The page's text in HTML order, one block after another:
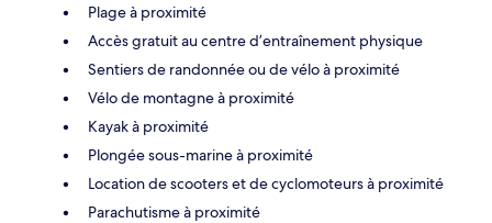
Plage à proximité
Accès gratuit au centre d’entraînement physique
Sentiers de randonnée ou de vélo à proximité
Vélo de montagne à proximité
Kayak à proximité
Plongée sous-marine à proximité
Location de scooters et de cyclomoteurs à proximité
Parachutisme à proximité